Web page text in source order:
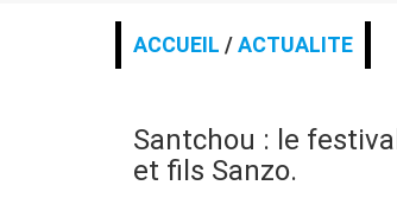
ACCUEIL /ACTUALITE
Santchou : le
et fils Sanzo.